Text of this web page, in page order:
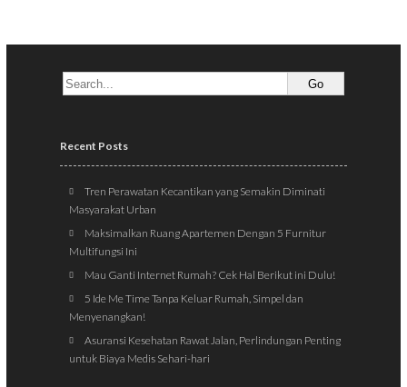
Recent Posts
Tren Perawatan Kecantikan yang Semakin Diminati
Masyarakat Urban
Maksimalkan Ruang Apartemen Dengan 5 Furnitur
Multifungsi Ini
Mau Ganti Internet Rumah? Cek Hal Berikut ini Dulu!
5 Ide Me Time Tanpa Keluar Rumah, Simpel dan
Menyenangkan!
Asuransi Kesehatan Rawat Jalan, Perlindungan Penting
untuk Biaya Medis Sehari-hari